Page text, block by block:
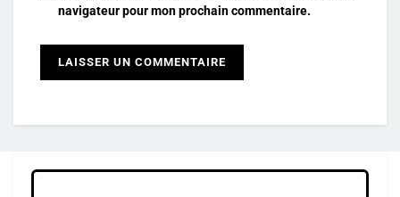
navigateur pour mon prochain commentaire.